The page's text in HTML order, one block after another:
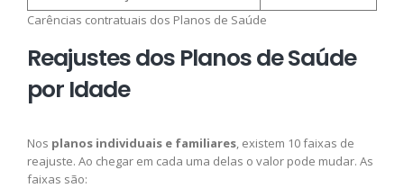
Carências contratuais dos Planos de Saúde
Reajustes dos Planos de Saúde
por Idade
Nos planos individuais e familiares, existem 10 faixas de
reajuste. Ao chegar em cada uma delas o valor pode mudar. As
faixas são: